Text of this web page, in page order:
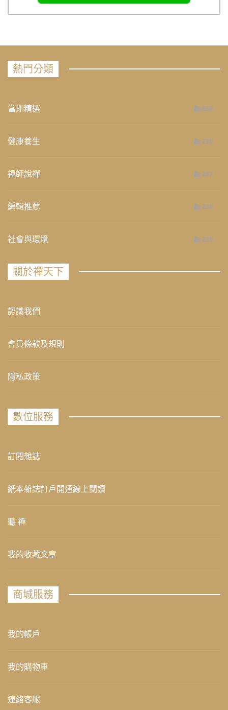
熱門分類
當期精選 658
健康養生 276
禪師說禪 267
編輯推薦 236
社會與環境 235
關於禪天下
認識我們
會員條款及規則
隱私政策
數位服務
訂閱雜誌
紙本雜誌訂戶開通線上閱讀
聽 禪
我的收藏文章
商城服務
我的帳戶
我的購物車
連絡客服